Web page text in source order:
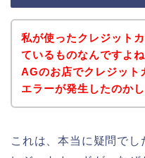
私が使ったクレジット
ているものなんですよ
AGのお店でクレジット
エラーが発生したのかし
これは、本当に疑問でし